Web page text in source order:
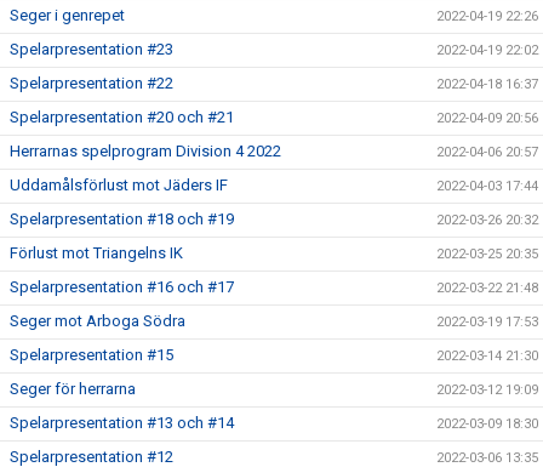
Seger i genrepet 2022-04-19 22:26
Spelarpresentation #23 2022-04-19 22:02
Spelarpresentation #22 2022-04-18 16:37
Spelarpresentation #20 och #21 2022-04-09 20:56
Herrarnas spelprogram Division 4 2022 2022-04-06 20:57
Uddamålsförlust mot Jäders IF 2022-04-03 17:44
Spelarpresentation #18 och #19 2022-03-26 20:32
Förlust mot Triangelns IK 2022-03-25 20:35
Spelarpresentation #16 och #17 2022-03-22 21:48
Seger mot Arboga Södra 2022-03-19 17:53
Spelarpresentation #15 2022-03-14 21:30
Seger för herrarna 2022-03-12 19:09
Spelarpresentation #13 och #14 2022-03-09 18:30
Spelarpresentation #12 2022-03-06 13:35